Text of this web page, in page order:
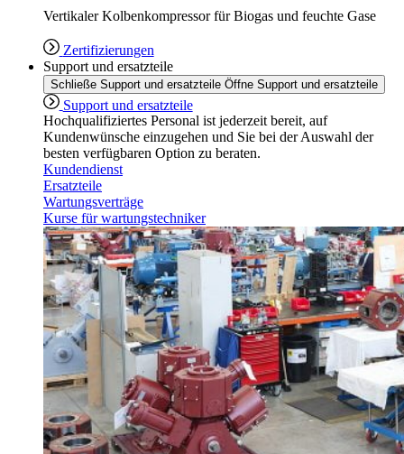
Vertikaler Kolbenkompressor für Biogas und feuchte Gase
Zertifizierungen
Support und ersatzteile
Schließe Support und ersatzteile Öffne Support und ersatzteile
Support und ersatzteile
Hochqualifiziertes Personal ist jederzeit bereit, auf
Kundenwünsche einzugehen und Sie bei der Auswahl der
besten verfügbaren Option zu beraten.
Kundendienst
Ersatzteile
Wartungsverträge
Kurse für wartungstechniker